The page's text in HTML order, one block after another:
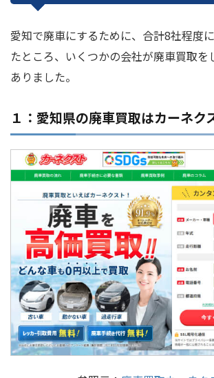
愛知で廃車にするために、合計8社程度
たところ、いくつかの会社が廃車買取を
ありました。
１：愛知県の廃車買取はカーネク